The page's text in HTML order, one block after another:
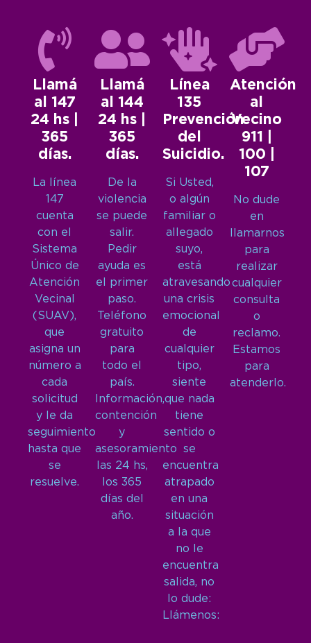
Llamá
al 147
24 hs |
365
días.
La línea
147
cuenta
con el
Sistema
Único de
Atención
Vecinal
(SUAV),
que
asigna un
número a
cada
solicitud
y le da
seguimiento
hasta que
se
resuelve.
Llamá
al 144
24 hs |
365
días.
De la
violencia
se puede
salir.
Pedir
ayuda es
el primer
paso.
Teléfono
gratuito
para
todo el
país.
Información,
contención
y
asesoramiento
las 24 hs,
los 365
días del
año.
Línea
135
Prevención
del
Suicidio.
Si Usted,
o algún
familiar o
allegado
suyo,
está
atravesando
una crisis
emocional
de
cualquier
tipo,
siente
que nada
tiene
sentido o
se
encuentra
atrapado
en una
situación
a la que
no le
encuentra
salida, no
lo dude:
Llámenos:
Atención
al
Vecino
911 |
100 |
107
No dude
en
llamarnos
para
realizar
cualquier
consulta
o
reclamo.
Estamos
para
atenderlo.